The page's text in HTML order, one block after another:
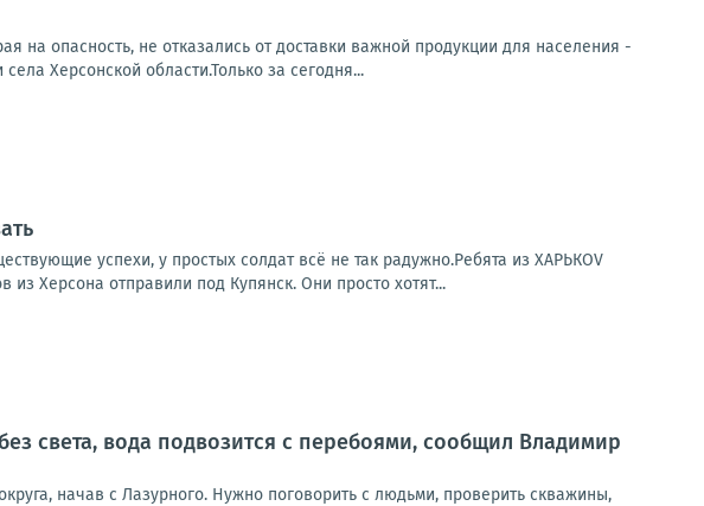
на опасность, не отказались от доставки важной продукции для населения -
Херсонской области.Только за сегодня...
успехи, у простых солдат всё не так радужно.Ребята из ХАРЬКОV
Херсона отправили под Купянск. Они просто хотят...
света, вода подвозится с перебоями, сообщил Владимир
начав с Лазурного. Нужно поговорить с людьми, проверить скважины,